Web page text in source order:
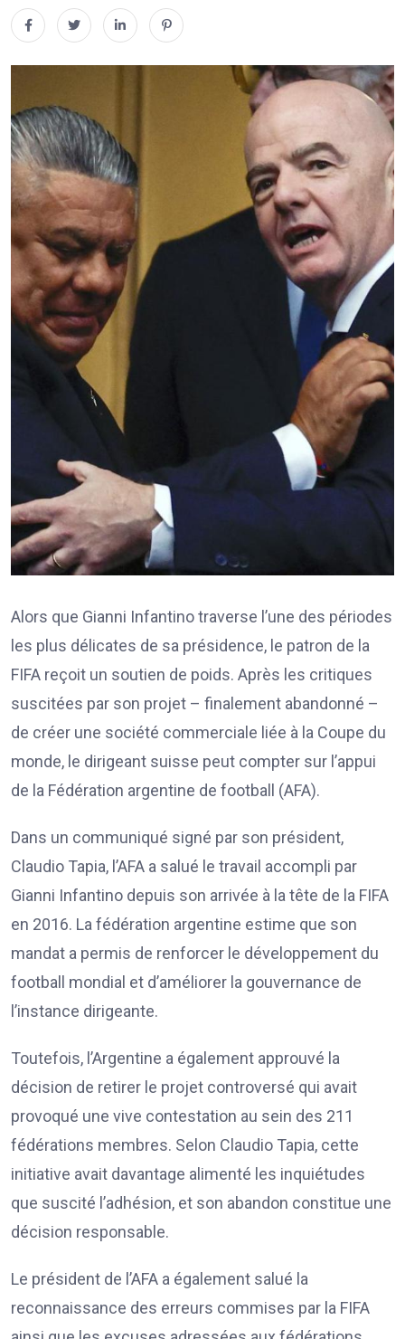
Alors que Gianni Infantino traverse l’une des périodes
les plus délicates de sa présidence, le patron de la
FIFA reçoit un soutien de poids. Après les critiques
suscitées par son projet – finalement abandonné –
de créer une société commerciale liée à la Coupe du
monde, le dirigeant suisse peut compter sur l’appui
de la Fédération argentine de football (AFA).
Dans un communiqué signé par son président,
Claudio Tapia, l’AFA a salué le travail accompli par
Gianni Infantino depuis son arrivée à la tête de la FIFA
en 2016. La fédération argentine estime que son
mandat a permis de renforcer le développement du
football mondial et d’améliorer la gouvernance de
l’instance dirigeante.
Toutefois, l’Argentine a également approuvé la
décision de retirer le projet controversé qui avait
provoqué une vive contestation au sein des 211
fédérations membres. Selon Claudio Tapia, cette
initiative avait davantage alimenté les inquiétudes
que suscité l’adhésion, et son abandon constitue une
décision responsable.
Le président de l’AFA a également salué la
reconnaissance des erreurs commises par la FIFA